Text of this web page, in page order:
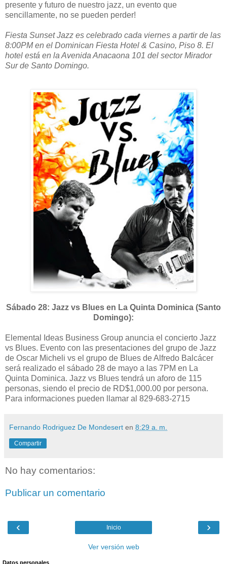
presente y futuro de nuestro jazz, un evento que
sencillamente, no se pueden perder!
Fiesta Sunset Jazz es celebrado cada viernes a partir de las
8:00PM en el Dominican Fiesta Hotel & Casino, Piso 8. El
hotel está en la Avenida Anacaona 101 del sector Mirador
Sur de Santo Domingo.
Sábado 28: Jazz vs Blues en La Quinta Dominica (Santo
Domingo):
Elemental Ideas Business Group anuncia el concierto Jazz
vs Blues. Evento con las presentaciones del grupo de Jazz
de Oscar Micheli vs el grupo de Blues de Alfredo Balcácer
será realizado el sábado 28 de mayo a las 7PM en La
Quinta Dominica. Jazz vs Blues tendrá un aforo de 115
personas, siendo el precio de RD$1,000.00 por persona.
Para informaciones pueden llamar al 829-683-2715
Fernando Rodriguez De Mondesert en 8:29 a. m.
Compartir
No hay comentarios:
Publicar un comentario
‹ ›
Inicio
Ver versión web
Datos personales